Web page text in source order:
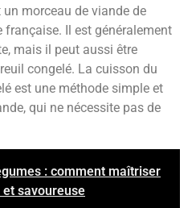
morceau de viande de
Il est généralement
mais il peut aussi être
congelé. La cuisson du
est une méthode simple et
qui ne nécessite pas de
: comment maîtriser
savoureuse